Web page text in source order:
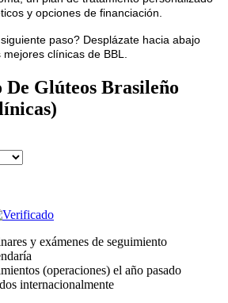
y opciones de financiación.
paso? Desplázate hacia abajo
clínicas de BBL.
Glúteos Brasileño
y exámenes de seguimiento
(operaciones) el año pasado
internacionalmente